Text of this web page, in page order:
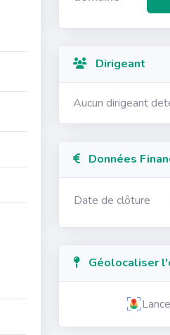
Dirigeant
Aucun dirigeant
Données
Date de clôture
Géolocaliser